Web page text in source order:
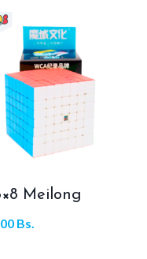
Meilong
Bs.